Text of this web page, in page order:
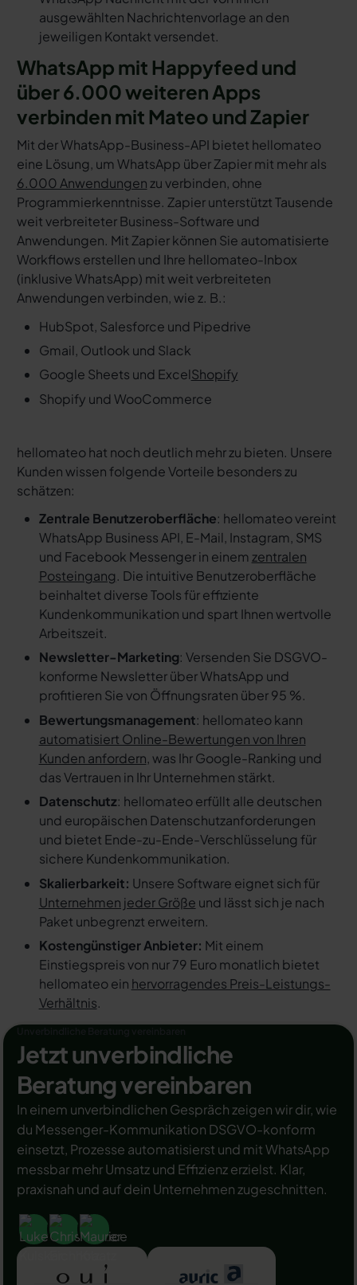
ausgewählten Nachrichtenvorlage an den
jeweiligen Kontakt versendet.
WhatsApp mit Happyfeed und
über 6.000 weiteren Apps
verbinden mit Mateo und Zapier
Mit der WhatsApp-Business-API bietet hellomateo
eine Lösung, um WhatsApp über Zapier mit mehr als
6.000 Anwendungenzu verbinden, ohne
Programmierkenntnisse. Zapier unterstützt Tausende
weit verbreiteter Business-Software und
Anwendungen. Mit Zapier können Sie automatisierte
Workflows erstellen und Ihre hellomateo-Inbox
(inklusive WhatsApp) mit weit verbreiteten
Anwendungen verbinden, wie z. B.:
HubSpot, Salesforce und Pipedrive
Gmail, Outlook und Slack
Google Sheets und ExcelShopify
Shopify und WooCommerce
hellomateo hat noch deutlich mehr zu bieten. Unsere
Kunden wissen folgende Vorteile besonders zu
schätzen:
Zentrale Benutzeroberfläche: hellomateo vereint
WhatsApp Business API, E-Mail, Instagram, SMS
und Facebook Messenger in einem zentralen
Posteingang. Die intuitive Benutzeroberfläche
beinhaltet diverse Tools für effiziente
Kundenkommunikation und spart Ihnen wertvolle
Arbeitszeit.
Newsletter-Marketing: Versenden Sie DSGVO-
konforme Newsletter über WhatsApp und
profitieren Sie von Öffnungsraten über 95 %.
Bewertungsmanagement: hellomateo kann
automatisiert Online-Bewertungen von Ihren
Kunden anfordern, was Ihr Google-Ranking und
das Vertrauen in Ihr Unternehmen stärkt.
Datenschutz: hellomateo erfüllt alle deutschen
und europäischen Datenschutzanforderungen
und bietet Ende-zu-Ende-Verschlüsselung für
sichere Kundenkommunikation.
Skalierbarkeit: Unsere Software eignet sich für
Unternehmen jeder Größe und lässt sich je nach
Paket unbegrenzt erweitern.
Kostengünstiger Anbieter: Mit einem
Einstiegspreis von nur 79 Euro monatlich bietet
hellomateo ein hervorragendes Preis-Leistungs-
Verhältnis.
Jetzt unverbindliche
Beratung vereinbaren
In einem unverbindlichen Gespräch zeigen wir dir, wie
du Messenger-Kommunikation DSGVO-konform
einsetzt, Prozesse automatisierst und mit WhatsApp
messbar mehr Umsatz und Effizienz erzielst. Klar,
praxisnah und auf dein Unternehmen zugeschnitten.